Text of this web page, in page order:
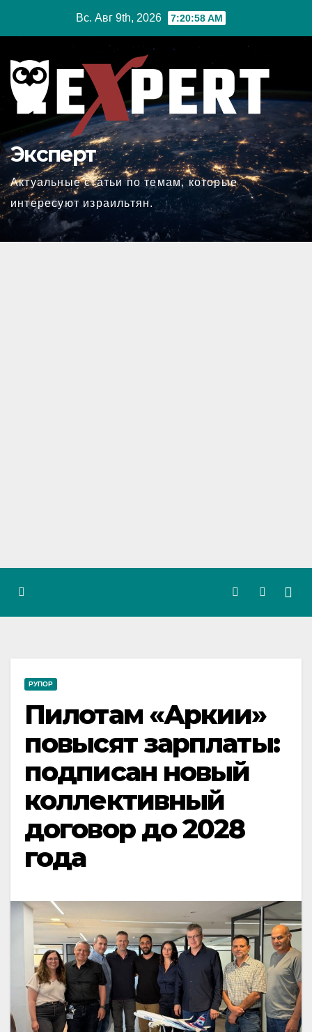
Вс. Авг 9th, 2026 7:20:59 AM
Эксперт
Актуальные статьи по темам, которые
интересуют израильтян.
РУПОР
Пилотам «Аркии»
повысят зарплаты:
подписан новый
коллективный
договор до 2028
года